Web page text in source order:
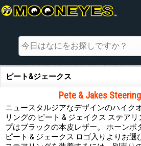
ピート&ジェークス
Pete & Jakes
ニュースタルジアなデザインのハイク
リングの ピート & ジェイクス ステア
プはブラックの本皮レザー。 ホーン
ピート & ジェークス ロゴ入りよりお選